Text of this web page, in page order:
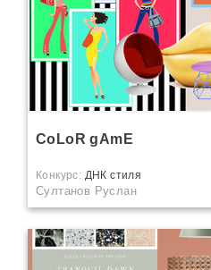
CoLoR gAmE
Конкурс: ДНК стиля
Султанов Руслан